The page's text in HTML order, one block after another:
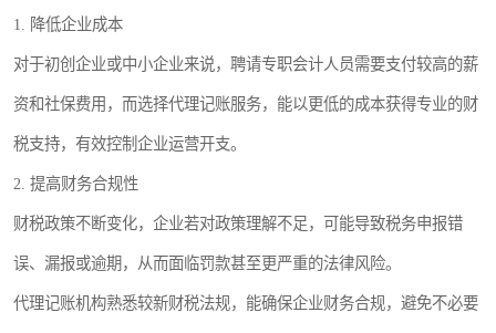
1. 降低企业成本
对于初创企业或中小企业来说，聘请专职会计人员需要支付较高的薪
资和社保费用，而选择代理记账服务，能以更低的成本获得专业的财
税支持，有效控制企业运营开支。
2. 提高财务合规性
财税政策不断变化，企业若对政策理解不足，可能导致税务申报错
误、漏报或逾期，从而面临罚款甚至更严重的法律风险。
代理记账机构熟悉较新财税法规，能确保企业财务合规，避免不必要